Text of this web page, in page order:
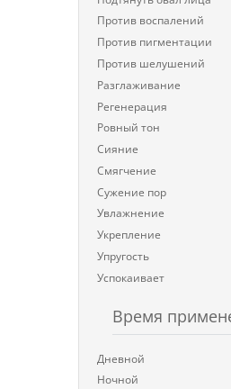
Против воспалений
Против пигментации
Против шелушений
Разглаживание
Регенерация
Ровный тон
Сияние
Смягчение
Сужение пор
Увлажнение
Укрепление
Упругость
Успокаивает
Время
Дневной
Ночной